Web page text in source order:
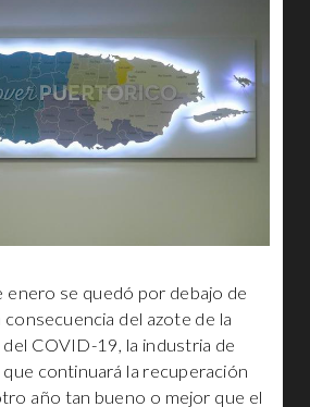
enero se quedó por debajo de
del azote de la
COVID-19, la industria de
continuará la recuperación
año tan bueno o mejor que el